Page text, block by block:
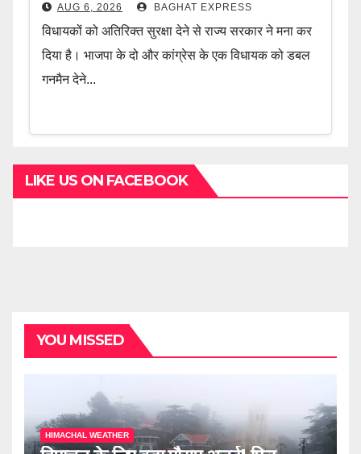
AUG 6, 2026 BAGHAT EXPRESS
विधायकों को अतिरिक्त सुरक्षा देने से राज्य सरकार ने मना कर
दिया है। भाजपा के दो और कांग्रेस के एक विधायक को डबल
गनमैन देने...
LIKE US ON FACEBOOK
YOU MISSED
HIMACHAL WEATHER